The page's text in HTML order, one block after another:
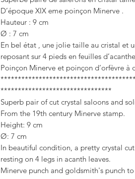
D’époque XIX eme poinçon Minerve .
Hauteur : 9 cm
Ø : 7 cm
En bel état , une jolie taille au cristal et
reposant sur 4 pieds en feuilles
Poinçon Minerve et poinçon d’orfèvre à
********************************
Superb pair of cut crystal saloons and
From the 19th century Minerve stamp.
Height: 9 cm
Ø: 7 cm
In beautiful condition, a pretty crystal
resting on 4 legs in acanth leaves.
Minerve punch and goldsmith's punch